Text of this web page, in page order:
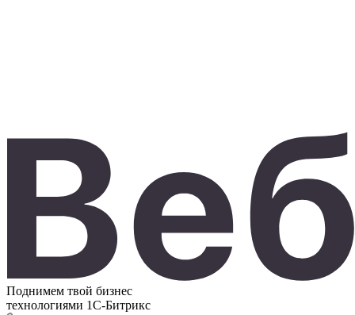
Поднимем твой бизнес
технологиями 1С-Битрикс